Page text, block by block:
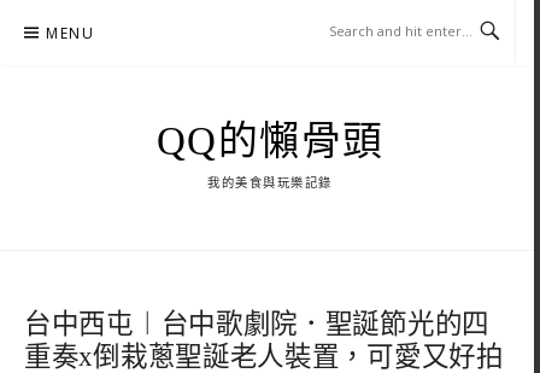
MENU
QQ的懶骨頭
我的美食與玩樂記錄
台中西屯︱台中歌劇院．聖誕節光的四
重奏x倒栽蔥聖誕老人裝置，可愛又好拍